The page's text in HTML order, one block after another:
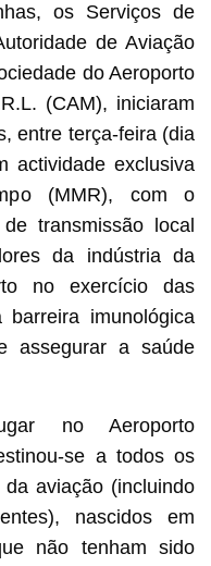
os Serviços de
de Aviação
do Aeroporto
(CAM), iniciaram
entre terça-feira (dia
actividade exclusiva
(MMR), com o
transmissão local
da indústria da
no exercício das
imunológica
assegurar a saúde
no Aeroporto
se a todos os
aviação (incluindo
nascidos em
não tenham sido